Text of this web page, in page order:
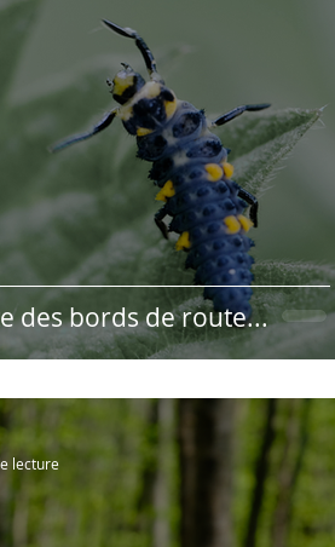
des bords de route...
lecture